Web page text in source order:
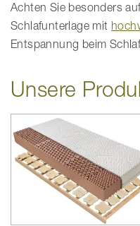
Achten Sie besonders
Schlafunterlage mit
Entspannung beim
Unsere